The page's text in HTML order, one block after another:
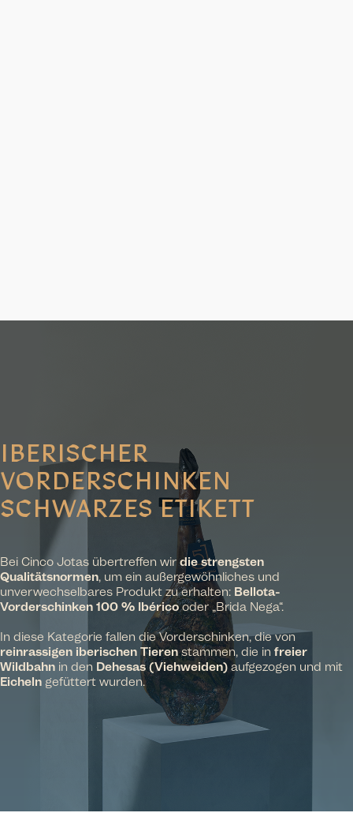
IBERISCHER
VORDERSCHINKEN
SCHWARZES ETIKETT
Bei Cinco Jotas übertreffen wirdie strengsten
Qualitätsnormen, um ein außergewöhnliches und
unverwechselbares Produkt zu erhalten: Bellota-
Vorderschinken 100 % Ibéricooder „Brida Nega“.
In diese Kategorie fallen die Vorderschinken, die von
reinrassigen iberischen Tierenstammen, die in freier
Wildbahn in den Dehesas (Viehweiden) aufgezogen und mit
Eicheln gefüttert wurden.